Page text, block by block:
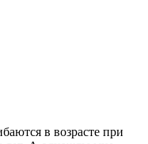
в возрасте при